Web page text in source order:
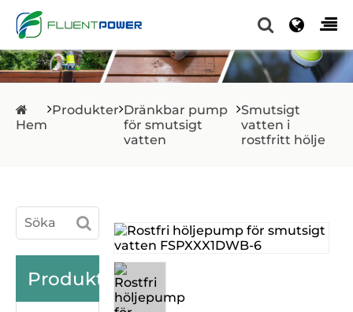
Hem
Produkter Dränkbar pump
för smutsigt
vatten
Smutsigt
vatten i
rostfritt hölje
Produkter